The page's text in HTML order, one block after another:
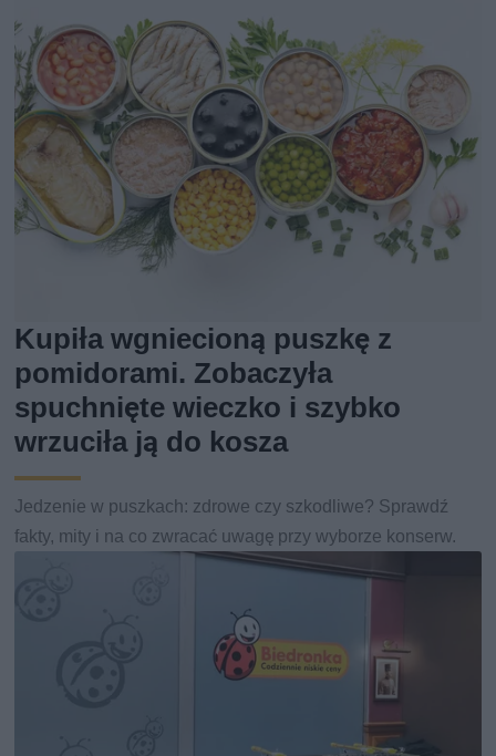
Kupiła wgniecioną puszkę z
pomidorami. Zobaczyła
spuchnięte wieczko i szybko
wrzuciła ją do kosza
Jedzenie w puszkach: zdrowe czy szkodliwe? Sprawdź
fakty, mity i na co zwracać uwagę przy wyborze konserw.